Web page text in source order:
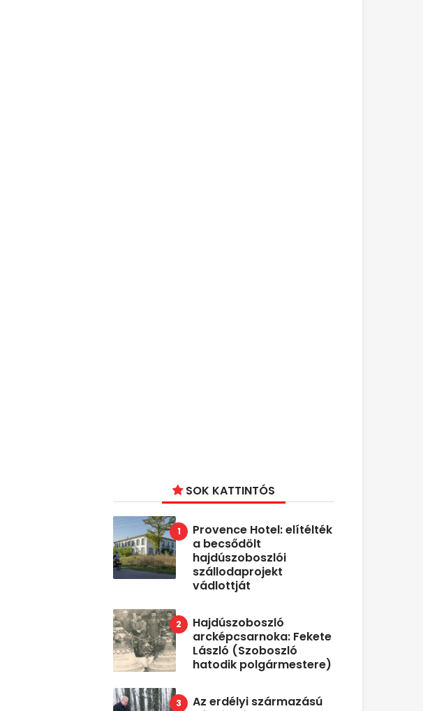
SOK KATTINTÓS
Provence Hotel: elítélték
a becsődölt
hajdúszoboszlói
szállodaprojekt
vádlottját
Hajdúszoboszló
arcképcsarnoka: Fekete
László (Szoboszló
hatodik polgármestere)
Az erdélyi származású